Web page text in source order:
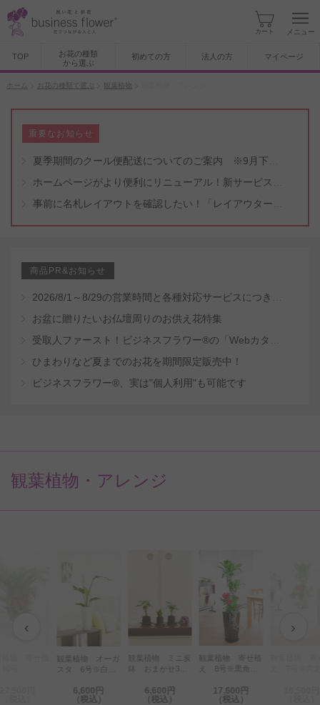
カート メニュー
TOP
お花の種類
から選ぶ
初めての方 法人の方 マイページ
ホーム お花の種類で選ぶ 観葉植物
重要なお知らせ
商品PR&お知らせ
お盆に贈りたいお仏壇周りのお供え花特集
ひまわりなど夏までのお花を期間限定販売中！
ビジネスフラワー®、実は"個人利用"も可能です
観葉植物・アレンジ
‹ ›
観葉植物 オーガ
スタ 6号※白丸
6,600円
（税込）
鉢 おまかせ3鉢
6,600円
（税込）
え 8号※黒角高
17,600円
（税込）